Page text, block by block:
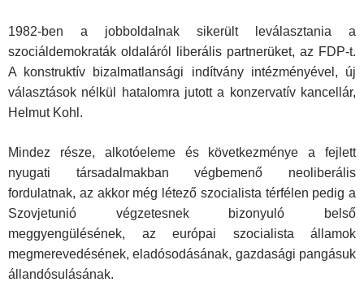
1982-ben a jobboldalnak sikerült leválasztania a
szociáldemokraták oldaláról liberális partnerüket, az FDP-t.
A konstruktív bizalmatlansági indítvány intézményével, új
választások nélkül hatalomra jutott a konzervatív kancellár,
Helmut Kohl.
Mindez része, alkotóeleme és következménye a fejlett
nyugati társadalmakban végbemenő neoliberális
fordulatnak, az akkor még létező szocialista térfélen pedig a
Szovjetunió végzetesnek bizonyuló belső
meggyengülésének, az európai szocialista államok
megmerevedésének, eladósodásának, gazdasági pangásuk
állandósulásának.